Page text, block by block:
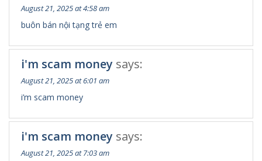
August 21, 2025 at 4:58 am
buôn bán nội tạng trẻ em
i'm scam money says:
August 21, 2025 at 6:01 am
i’m scam money
i'm scam money says:
August 21, 2025 at 7:03 am